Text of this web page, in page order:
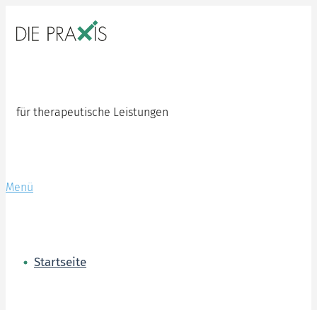
Inhalt
springen
für therapeutische Leistungen
Menü
Startseite